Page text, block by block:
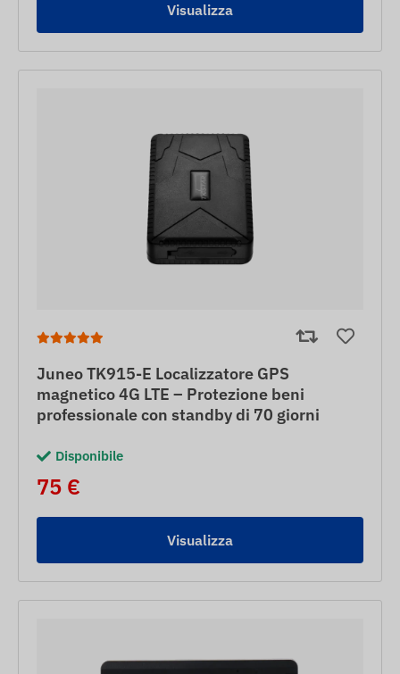
Visualizza
Juneo TK915-E Localizzatore GPS
magnetico 4G LTE – Protezione beni
professionale con standby di 70 giorni
Disponibile
75 €
Visualizza